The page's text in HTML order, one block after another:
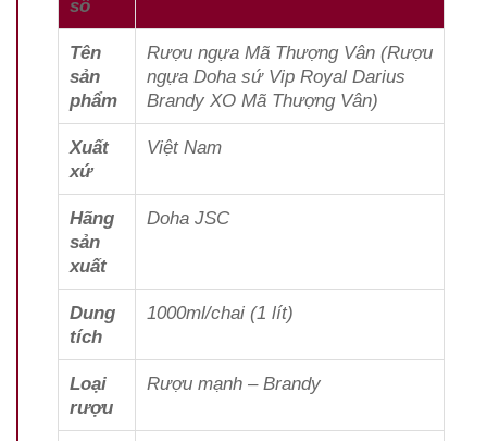
số
Tên
sản
phẩm
Rượu ngựa Mã Thượng Vân (Rượu
ngựa Doha sứ Vip Royal Darius
Brandy XO Mã Thượng Vân)
Xuất
xứ
Việt Nam
Hãng
sản
xuất
Doha JSC
Dung
tích
1000ml/chai (1 lít)
Loại
rượu
Rượu mạnh – Brandy